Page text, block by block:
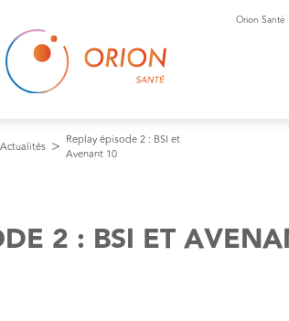
Orion Santé
Actualités
Replay épisode 2 : BSI et
Avenant 10
2 : BSI ET